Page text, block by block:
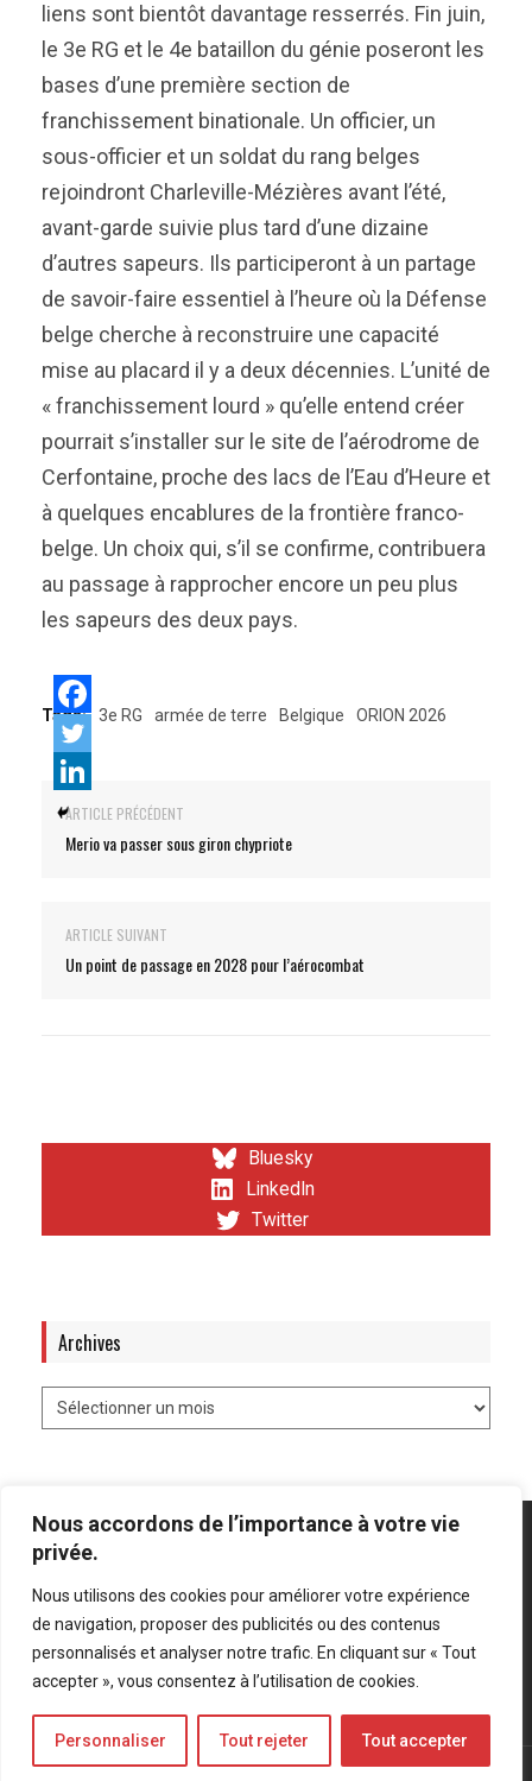
Nous accordons de l’importance à votre vie
privée.
Nous utilisons des cookies pour améliorer votre expérience
de navigation, proposer des publicités ou des contenus
personnalisés et analyser notre trafic. En cliquant sur « Tout
accepter », vous consentez à l’utilisation de cookies.
Personnaliser Tout rejeter Tout accepter
liens sont bientôt davantage resserrés. Fin juin,
le 3e RG et le 4e bataillon du génie poseront les
bases d’une première section de
franchissement binationale. Un officier, un
sous-officier et un soldat du rang belges
rejoindront Charleville-Mézières avant l’été,
avant-garde suivie plus tard d’une dizaine
d’autres sapeurs. Ils participeront à un partage
de savoir-faire essentiel à l’heure où la Défense
belge cherche à reconstruire une capacité
mise au placard il y a deux décennies. L’unité de
« franchissement lourd » qu’elle entend créer
pourrait s’installer sur le site de l’aérodrome de
Cerfontaine, proche des lacs de l’Eau d’Heure et
à quelques encablures de la frontière franco-
belge. Un choix qui, s’il se confirme, contribuera
au passage à rapprocher encore un peu plus
les sapeurs des deux pays.
Tags: 3e RG armée de terre Belgique ORION 2026
ARTICLE PRÉCÉDENT
Merio va passer sous giron chypriote
ARTICLE SUIVANT
Un point de passage en 2028 pour l’aérocombat
Bluesky
LinkedIn
Twitter
Archives
Mentions légales Politique de confidentialité
Bluesky
LinkedIn
Twitter
© Forces Operations Blog - 2022